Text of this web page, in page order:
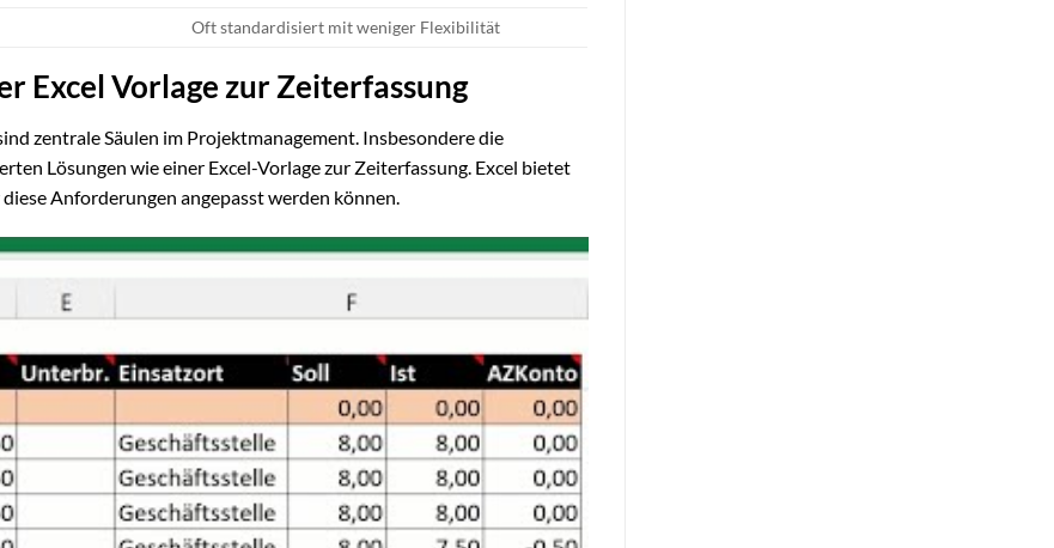
Oft standardisiert mit weniger Flexibilität
Excel Vorlage zur Zeiterfassung
zentrale Säulen im Projektmanagement. Insbesondere die
Lösungen wie einer Excel-Vorlage zur Zeiterfassung. Excel bietet
Anforderungen angepasst werden können.